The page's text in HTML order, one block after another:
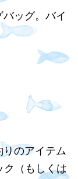
ッグ。バイ
のアイテム
ク（もしくは